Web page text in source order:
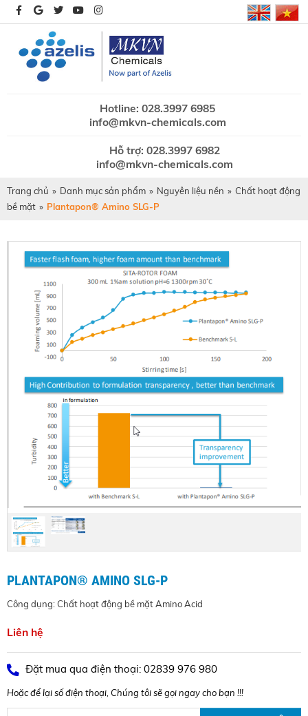
Hotline: 028.3997 6985
info@mkvn-chemicals.com
Hỗ trợ: 028.3997 6982
info@mkvn-chemicals.com
Trang chủ » Danh mục sản phẩm » Nguyên liệu nền » Chất hoạt động
bề mặt » Plantapon® Amino SLG-P
PLANTAPON® AMINO SLG-P
Công dụng: Chất hoạt động bề mặt Amino Acid
Liên hệ
Đặt mua qua điện thoại: 02839 976 980
Hoặc để lại số điện thoại, Chúng tôi sẽ gọi ngay cho bạn !!!